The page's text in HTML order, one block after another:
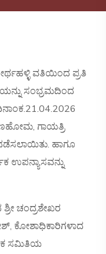
ವತಿಯಿಂದ ಪ್ರತಿ
ಸಂಭ್ರಮದಿಂದ
ಗಾಯತ್ರಿ
ಹಾಗೂ
ಉಪನ್ಯಾಸವನ್ನು
ಚಂದ್ರಶೇಖರ
ಕೋಶಾಧಿಕಾರಿಗಳಾದ
ಸಮಿತಿಯ